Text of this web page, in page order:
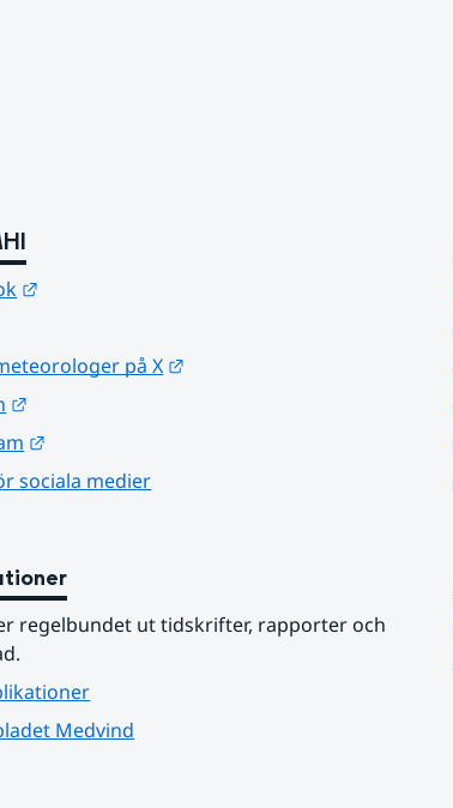
på X
sociala medier
regelbundet ut tidskrifter, rapporter och
Medvind